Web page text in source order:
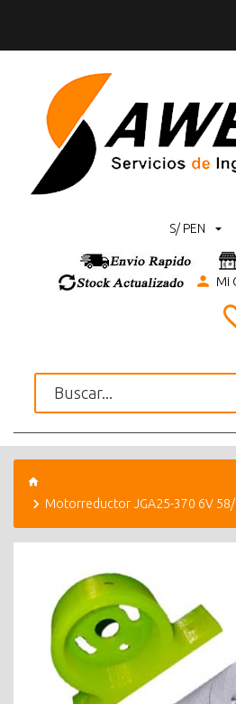
S/ PEN
Mi
Motorreductor JGA25-370 6V